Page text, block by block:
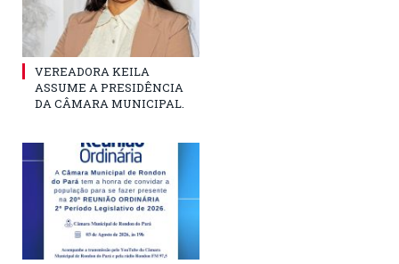
VEREADORA KEILA
ASSUME A PRESIDÊNCIA
DA CÂMARA MUNICIPAL.